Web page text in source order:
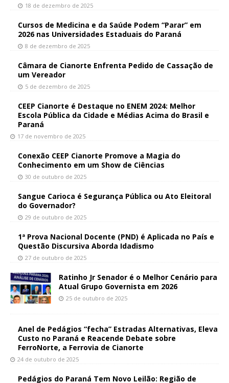
18 de dezembro de 2025
Cursos de Medicina e da Saúde Podem “Parar” em
2026 nas Universidades Estaduais do Paraná
8 de dezembro de 2025
Câmara de Cianorte Enfrenta Pedido de Cassação de
um Vereador
5 de dezembro de 2025
CEEP Cianorte é Destaque no ENEM 2024: Melhor
Escola Pública da Cidade e Médias Acima do Brasil e
Paraná
17 de novembro de 2025
Conexão CEEP Cianorte Promove a Magia do
Conhecimento em um Show de Ciências
30 de outubro de 2025
Sangue Carioca é Segurança Pública ou Ato Eleitoral
do Governador?
29 de outubro de 2025
1ª Prova Nacional Docente (PND) é Aplicada no País e
Questão Discursiva Aborda Idadismo
27 de outubro de 2025
Ratinho Jr Senador é o Melhor Cenário para
Atual Grupo Governista em 2026
25 de outubro de 2025
Anel de Pedágios “fecha” Estradas Alternativas, Eleva
Custo no Paraná e Reacende Debate sobre
FerroNorte, a Ferrovia de Cianorte
24 de outubro de 2025
Pedágios do Paraná Tem Novo Leilão: Região de